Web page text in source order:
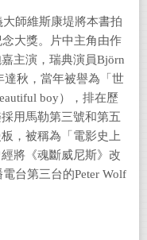
師維斯康堤將本書拍
大獎。片中主角由作
主演，瑞典演員Björn
達秋，當年被譽為「世
boy），排在歷
用馬勒第三號和第五
，被稱為「電影史上
將《魂斷威尼斯》改
台第三台的Peter Wolf